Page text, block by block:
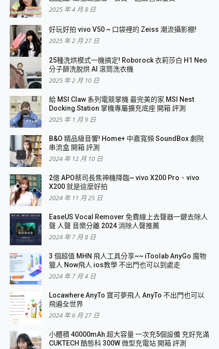
2025 年 4 月 8 日
好玩好拍 vivo V50 ~ 口袋裡的 Zeiss 潮流攝影棚!
2025 年 2 月 27 日
25種洗烘模式一機搞定! Roborock 衣莉莎白 H1 Neo
分子篩洗脫烘 AI 滾筒洗衣機
2025 年 2 月 10 日
給 MSI Claw 系列電競掌機 最完美的家 MSI Nest
Docking Station 掌機專屬擴充底座 開箱 評測
2025 年 1 月 9 日
B&O 精品級音響! Home+ 中嘉寬頻 SoundBox 劇院
串流盒 開箱 評測
2024 年 12 月 10 日
2億 APO蔡司長焦神機降臨~ vivo X200 Pro、vivo
X200 就是這麼好拍
2024 年 11 月 25 日
EaseUS Vocal Remover 免費線上去聲器一鍵去除人
聲 人聲 音樂分離 2024 消除人聲推薦
2024 年 7 月 8 日
3 個超值 MHN 飛人工具分享~~ iToolab AnyGo 魔物
獵人 Now飛人 ios教學 不出門也可以到處走
2024 年 7 月 4 日
Locawhere AnyTo 寶可夢飛人 AnyTo 不出門也可以
飛遍全世界
2024 年 6 月 27 日
小體積 40000mAh 超大容量 一次充5個設備 充好充滿
CUKTECH 酷態科 300W 微型充電站 開箱 評測